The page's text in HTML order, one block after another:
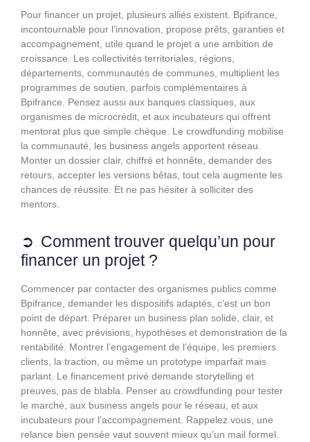
Pour financer un projet, plusieurs alliés existent. Bpifrance,
incontournable pour l’innovation, propose prêts, garanties et
accompagnement, utile quand le projet a une ambition de
croissance. Les collectivités territoriales, régions,
départements, communautés de communes, multiplient les
programmes de soutien, parfois complémentaires à
Bpifrance. Pensez aussi aux banques classiques, aux
organismes de microcrédit, et aux incubateurs qui offrent
mentorat plus que simple chèque. Le crowdfunding mobilise
la communauté, les business angels apportent réseau.
Monter un dossier clair, chiffré et honnête, demander des
retours, accepter les versions bêtas, tout cela augmente les
chances de réussite. Et ne pas hésiter à solliciter des
mentors.
Comment trouver quelqu’un pour
financer un projet ?
Commencer par contacter des organismes publics comme
Bpifrance, demander les dispositifs adaptés, c’est un bon
point de départ. Préparer un business plan solide, clair, et
honnête, avec prévisions, hypothèses et demonstration de la
rentabilité. Montrer l’engagement de l’équipe, les premiers
clients, la traction, ou même un prototype imparfait mais
parlant. Le financement privé demande storytelling et
preuves, pas de blabla. Penser au crowdfunding pour tester
le marché, aux business angels pour le réseau, et aux
incubateurs pour l’accompagnement. Rappelez vous, une
relance bien pensée vaut souvent mieux qu’un mail formel.